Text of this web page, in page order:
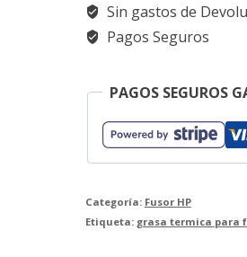
films
metálicos
Sin gastos de
Pagos Seguros
PAGOS SEGUROS
Categoría: Fusor HP
Etiqueta: grasa termica para